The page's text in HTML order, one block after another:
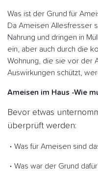
Was ist der Grund für
Da Ameisen Allesfresser
Nahrung und dringen in
ein, aber auch durch die
Wohnung, die sie vor der
Auswirkungen schützt,
Ameisen im Haus -Wie
Bevor etwas
überprüft werden:
Was für Ameisen sind
Was war der Grund